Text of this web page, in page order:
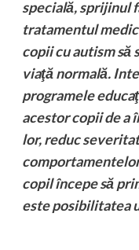
specială, sprijinul
tratamentul
copii cu autism să
viaţă normală.
programele
acestor copii de a
lor, reduc
copil începe să
este posibilitatea